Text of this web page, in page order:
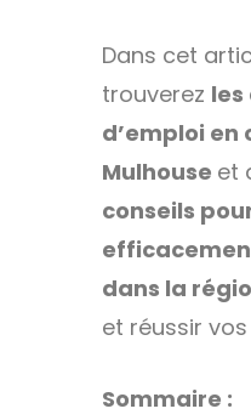
Dans cet
trouverez
d’emploi en
Mulhouse et
conseils
dans la
et réussir
Sommaire :